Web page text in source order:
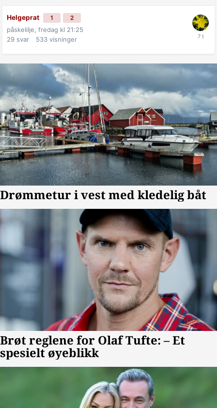
Helgeprat 1 2
påskelilje, fredag kl 21:25
29 svar 533 visninger